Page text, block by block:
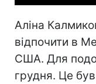
Аліна
відпочити в
США. Для
грудня. Це